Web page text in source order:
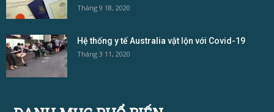
Tháng 9 18, 2020
Hệ thống y tế Australia vật lộn với Covid-19
Tháng 3 11, 2020